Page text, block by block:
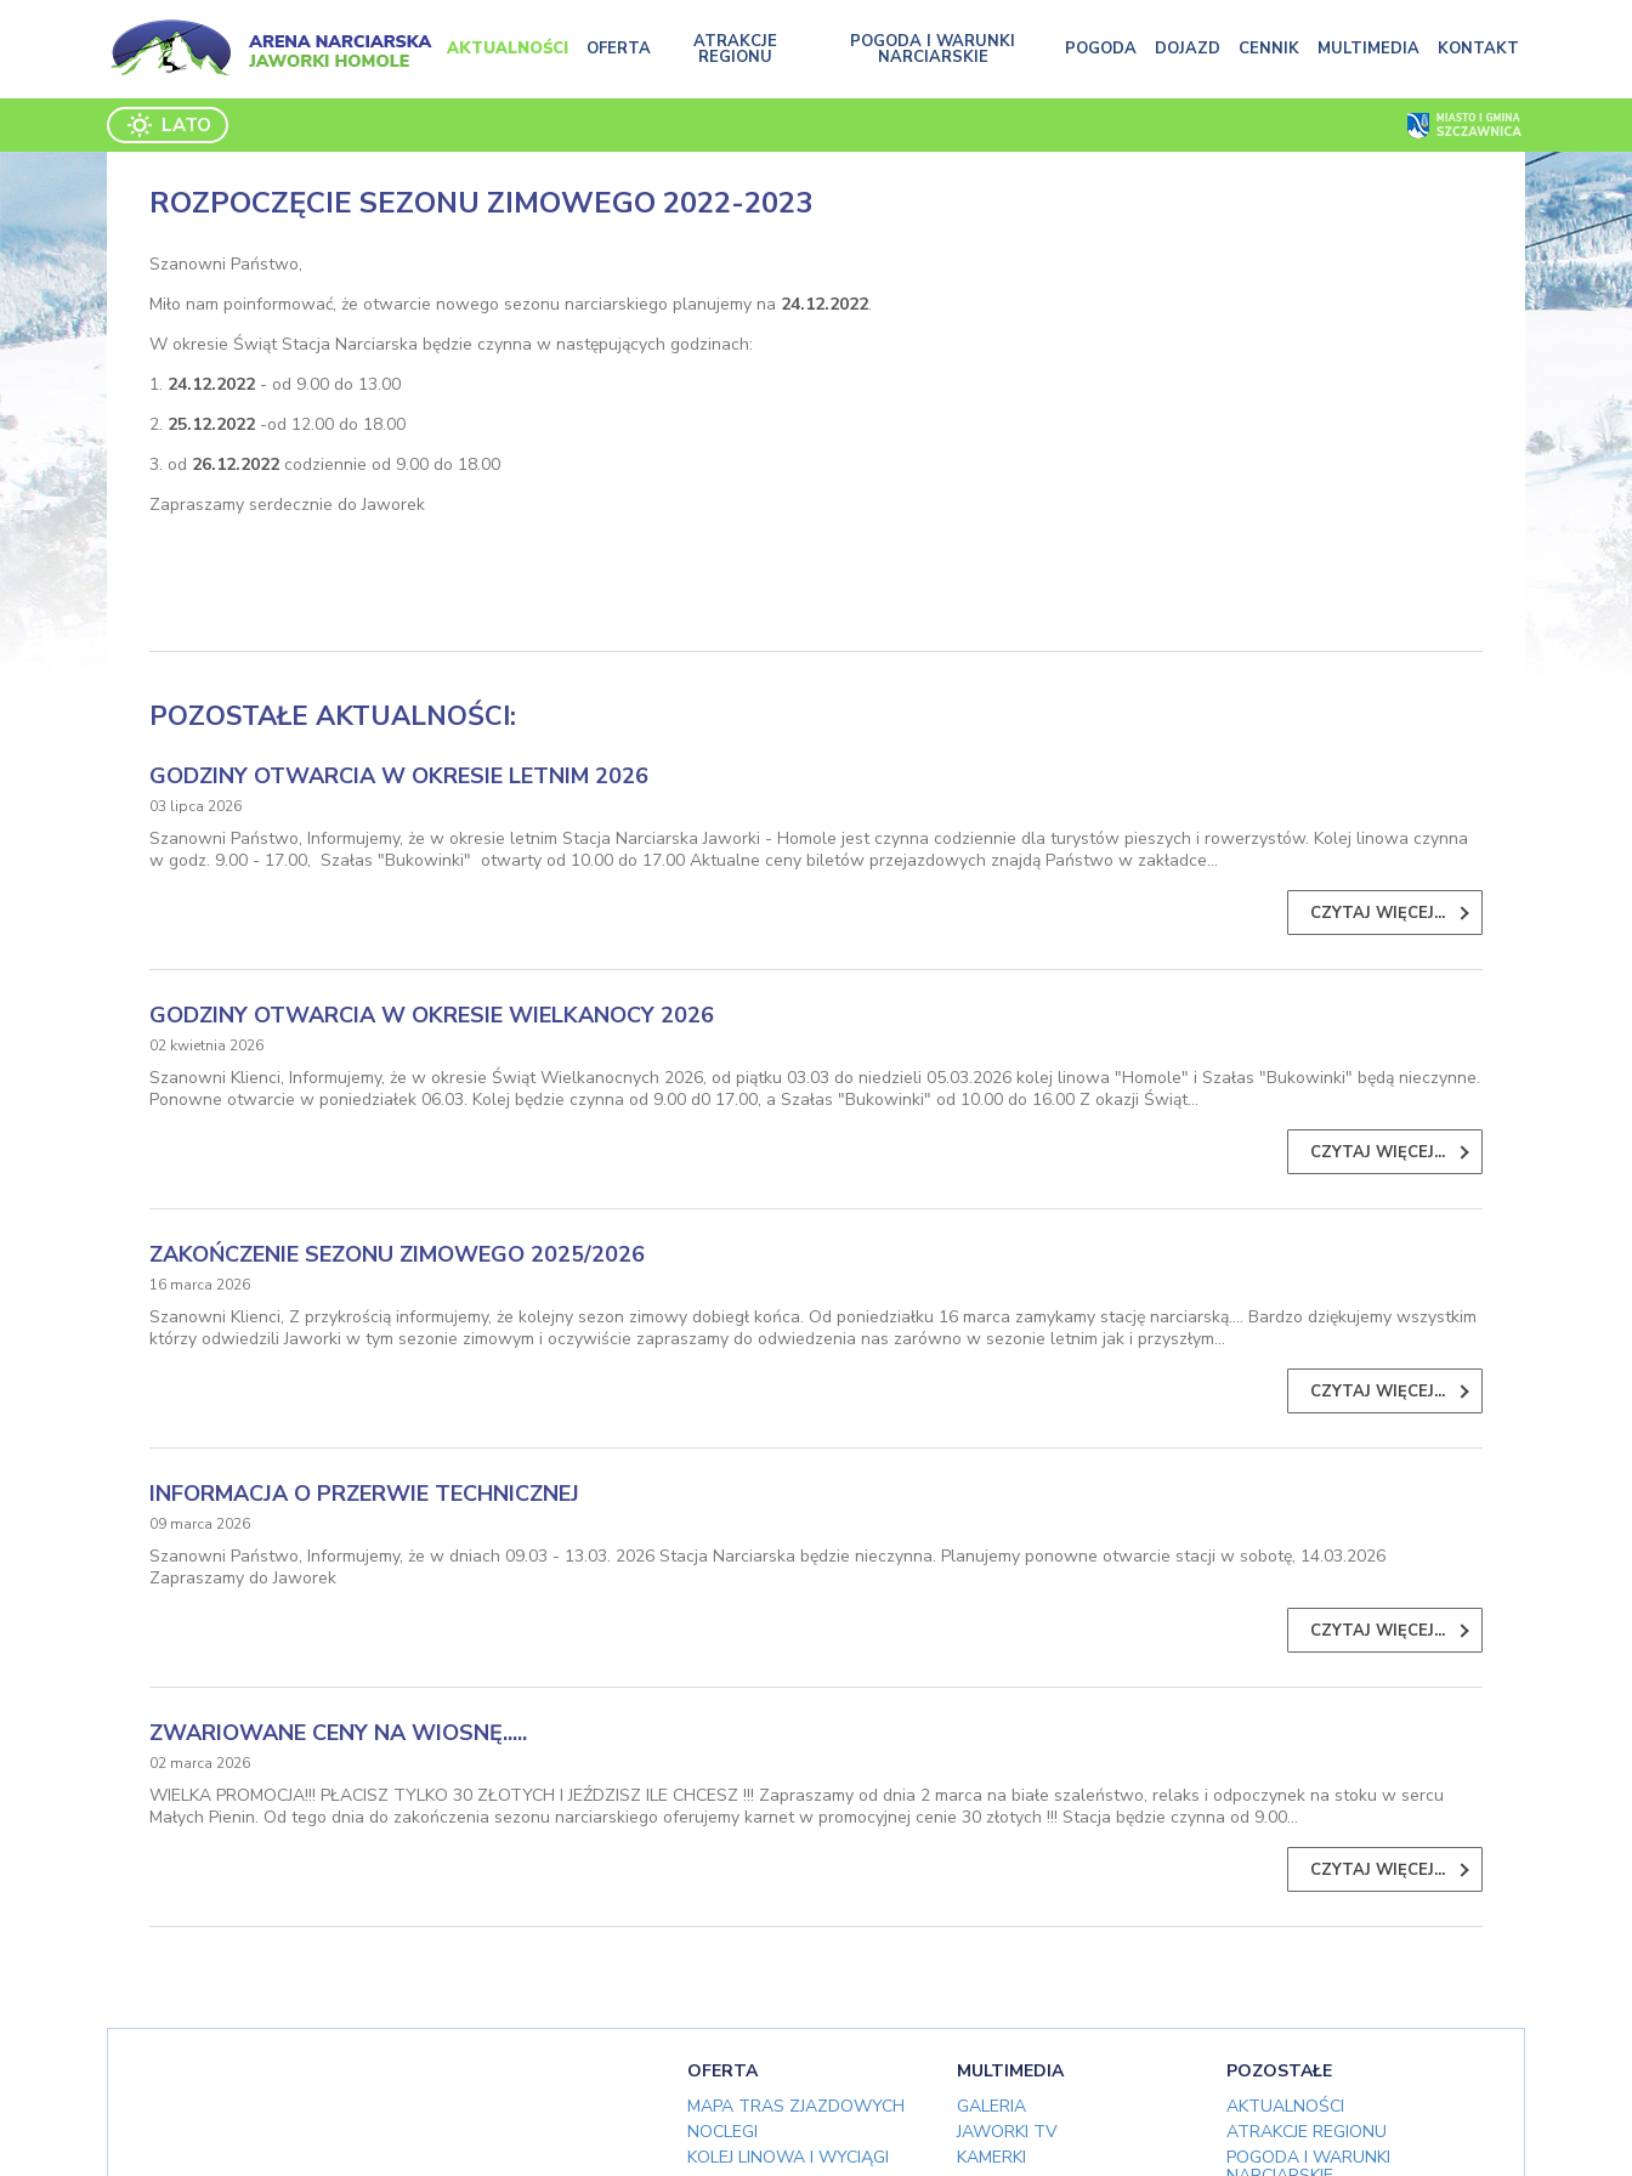
AKTUALNOŚCI OFERTA ATRAKCJE
REGIONU
POGODA I WARUNKI
NARCIARSKIE POGODA DOJAZD CENNIK MULTIMEDIA KONTAKT
LATO
ROZPOCZĘCIE SEZONU ZIMOWEGO 2022-2023
Szanowni Państwo,
Miło nam poinformować, że otwarcie nowego sezonu narciarskiego planujemy na 24.12.2022.
W okresie Świąt Stacja Narciarska będzie czynna w następujących godzinach:
1. 24.12.2022 - od 9.00 do 13.00
2. 25.12.2022 -od 12.00 do 18.00
3. od 26.12.2022 codziennie od 9.00 do 18.00
Zapraszamy serdecznie do Jaworek
POZOSTAŁE AKTUALNOŚCI:
GODZINY OTWARCIA W OKRESIE LETNIM 2026
03 lipca 2026
Szanowni Państwo, Informujemy, że w okresie letnim Stacja Narciarska Jaworki - Homole jest czynna codziennie dla turystów pieszych i rowerzystów. Kolej linowa czynna
w godz. 9.00 - 17.00, Szałas "Bukowinki" otwarty od 10.00 do 17.00 Aktualne ceny biletów przejazdowych znajdą Państwo w zakładce…
CZYTAJ WIĘCEJ...
GODZINY OTWARCIA W OKRESIE WIELKANOCY 2026
02 kwietnia 2026
Szanowni Klienci, Informujemy, że w okresie Świąt Wielkanocnych 2026, od piątku 03.03 do niedzieli 05.03.2026 kolej linowa "Homole" i Szałas "Bukowinki" będą nieczynne.
Ponowne otwarcie w poniedziałek 06.03. Kolej będzie czynna od 9.00 d0 17.00, a Szałas "Bukowinki" od 10.00 do 16.00 Z okazji Świąt…
CZYTAJ WIĘCEJ...
ZAKOŃCZENIE SEZONU ZIMOWEGO 2025/2026
16 marca 2026
Szanowni Klienci, Z przykrością informujemy, że kolejny sezon zimowy dobiegł końca. Od poniedziałku 16 marca zamykamy stację narciarską.... Bardzo dziękujemy wszystkim
którzy odwiedzili Jaworki w tym sezonie zimowym i oczywiście zapraszamy do odwiedzenia nas zarówno w sezonie letnim jak i przyszłym…
CZYTAJ WIĘCEJ...
INFORMACJA O PRZERWIE TECHNICZNEJ
09 marca 2026
Szanowni Państwo, Informujemy, że w dniach 09.03 - 13.03. 2026 Stacja Narciarska będzie nieczynna. Planujemy ponowne otwarcie stacji w sobotę, 14.03.2026
Zapraszamy do Jaworek
CZYTAJ WIĘCEJ...
ZWARIOWANE CENY NA WIOSNĘ.....
02 marca 2026
WIELKA PROMOCJA!!! PŁACISZ TYLKO 30 ZŁOTYCH I JEŹDZISZ ILE CHCESZ !!! Zapraszamy od dnia 2 marca na białe szaleństwo, relaks i odpoczynek na stoku w sercu
Małych Pienin. Od tego dnia do zakończenia sezonu narciarskiego oferujemy karnet w promocyjnej cenie 30 złotych !!! Stacja będzie czynna od 9.00…
CZYTAJ WIĘCEJ...
OFERTA
MAPA TRAS ZJAZDOWYCH
NOCLEGI
KOLEJ LINOWA I WYCIĄGI
MULTIMEDIA
GALERIA
JAWORKI TV
KAMERKI
POZOSTAŁE
AKTUALNOŚCI
ATRAKCJE REGIONU
POGODA I WARUNKI